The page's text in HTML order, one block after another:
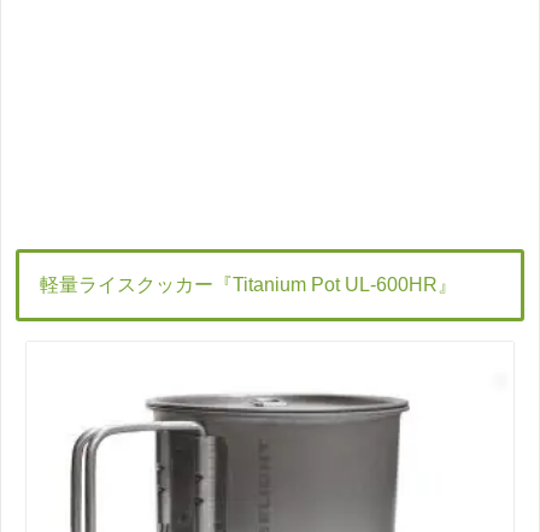
軽量ライスクッカー『Titanium Pot UL-600HR』